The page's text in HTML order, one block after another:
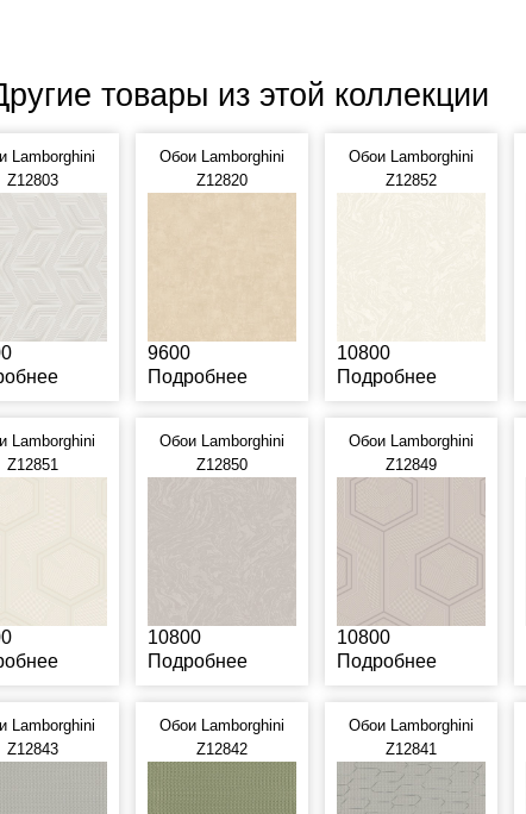
товары из этой коллекции
Lamborghini
Z12803
Обои Lamborghini
Z12820
9600
Подробнее
Обои Lamborghini
Z12852
10800
Подробнее
Lamborghini
Z12851
Обои Lamborghini
Z12850
10800
Подробнее
Обои Lamborghini
Z12849
10800
Подробнее
Lamborghini
Z12843
Обои Lamborghini
Z12842
Обои Lamborghini
Z12841